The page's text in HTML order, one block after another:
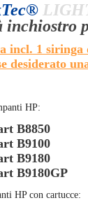
inchiostro
incl. 1 siringa
desiderato
HP:
B8850
B9100
B9180
B9180GP
HP con cartucce: